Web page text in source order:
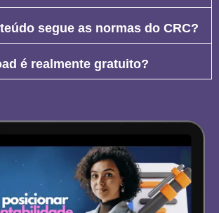
segue as normas do CRC?
é realmente gratuito?